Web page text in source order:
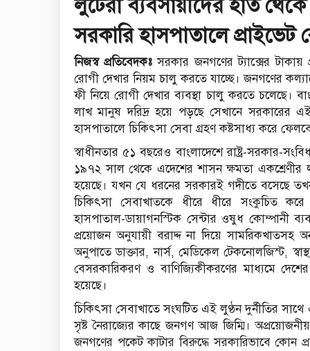
লুটেরা ব্যবসায়ীদের হাত থেকে
সরকারি হাসপাতালে প্রাইভেট
নিজস্ব প্রতিবেদকঃসরকার জনগণের ট্যাক্সের টাকায়
রোগী দেখার নিয়ম চালু করতে যাচ্ছে। জনগণের
ফী নিয়ে রোগী দেখার ব্যবস্থা চালু করতে চলেছে।
লাখ মানুষ দরিদ্র হয়ে পড়ছে সেখানে সরকারের
হাসপাতালে চিকিৎসা সেবা গ্রহণ কষ্টসাধ্য করে
স্বাধীনতার ৫১ বছরেও বাংলাদেশে রাষ্ট্র-সরকার-
১৯৭২ সাল থেকে এদেশের শাসন ক্ষমতা একশ্রেণীর
হয়েছে। যখন যে ধরনের সরকারই গদীতে বসেছে
চিকিৎসা সেবাখাতকে ধীরে ধীরে সংকুচিত করে
হাসপাতাল-ডায়াগনস্টিক সেন্টার ওষুধ কোম্পানী
প্রয়োজন অনুযায়ী বরাদ্দ না দিয়ে সামরিকখাতসহ
অনুপাতে ডাক্তার, নার্স, মেডিকেল টেকনোলজিস্ট,
বেসরকারিকরণ ও বাণিজ্যিকীকরণের মাধ্যমে
হয়েছে।
চিকিৎসা সেবাখাতে সংঘটিত এই লুণ্ঠন দুর্নীতির
সৃষ্ট নৈরাজ্যের কাছে জনগণ আজ জিম্মি।
জনগণের পকেট কাটার বিরুদ্ধে সরকারিভাবে কোন